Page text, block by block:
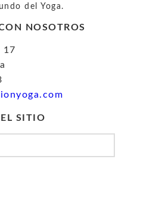
del Yoga.
NOSOTROS
17
SITIO